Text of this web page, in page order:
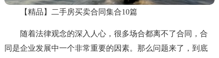
【精品】二手房买卖合同集合10篇
随着法律观念的深入人心，很多场合都离不了合同，合
同是企业发展中一个非常重要的因素。那么问题来了，到底